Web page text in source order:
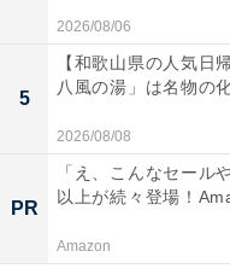
桜の花のエキスが生地に練り
2026/08/06
5
【和歌山県の人気日
八風の湯」は名物の
2026/08/08
PR
「え、こんなセール
以上が続々登場！
Amazon